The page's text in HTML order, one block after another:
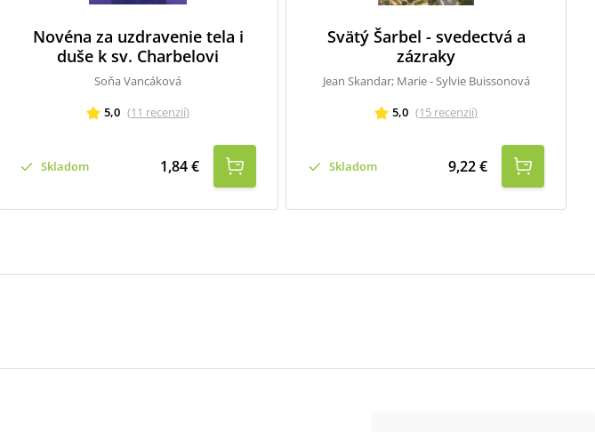
Novéna za uzdravenie tela i
duše k sv. Charbelovi
Soňa Vancáková
5,0 (11 recenzií)
Skladom 1,84 €
Svätý Šarbel - svedectvá a
zázraky
Jean Skandar; Marie - Sylvie Buissonová
5,0 (15 recenzií)
Skladom 9,22 €